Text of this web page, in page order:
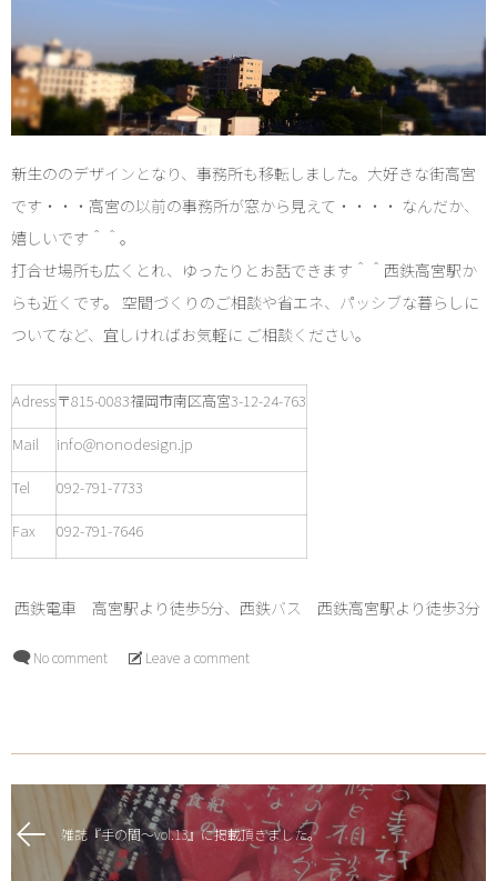
新生ののデザインとなり、事務所も移転しました。大好きな街高宮
です・・・高宮の以前の事務所が窓から見えて・・・・ なんだか、
嬉しいです＾＾。
打合せ場所も広くとれ、ゆったりとお話できます＾＾西鉄高宮駅か
らも近くです。 空間づくりのご相談や省エネ、パッシブな暮らしに
ついてなど、宜しければお気軽に ご相談ください。
Adress〒815-0083福岡市南区高宮3-12-24-763
Mail info@nonodesign.jp
Tel 092-791-7733
Fax 092-791-7646
西鉄電車 高宮駅より徒歩5分、西鉄バス 西鉄高宮駅より徒歩3分
No comment Leave a comment
雑誌『手の間～vol.13』に掲載頂きました。